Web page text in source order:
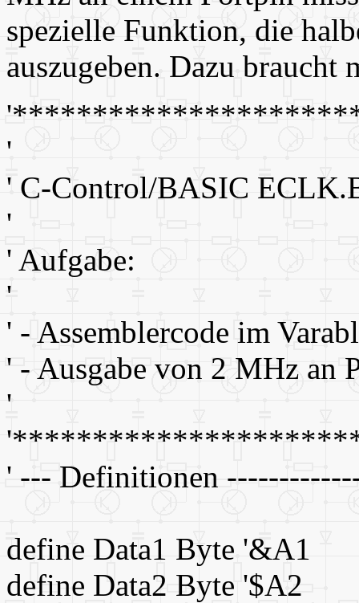
spezielle Funktion, die
auszugeben. Dazu braucht
'
' C-Control/BASIC
'
' Aufgabe:
'
' - Assemblercode im
' - Ausgabe von 2 MHz an
'
' --- Definitionen
define Data1 Byte '&A1
define Data2 Byte '$A2